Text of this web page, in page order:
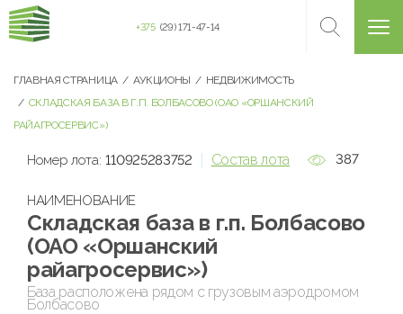
+375 (29) 171-47-14
ГЛАВНАЯ СТРАНИЦА АУКЦИОНЫ
НЕДВИЖИМОСТЬ
СКЛАДСКАЯ БАЗА В Г.П. БОЛБАСОВО (ОАО «ОРШАНСКИЙ
РАЙАГРОСЕРВИС»)
Номер лота: 110925283752 Состав лота 387
НАИМЕНОВАНИЕ
Складская база в г.п. Болбасово
(ОАО «Оршанский
райагросервис»)
База расположена рядом с грузовым аэродромом
Болбасово